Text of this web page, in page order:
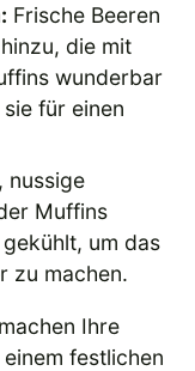
Frische Beeren
die mit
wunderbar
für einen
nussige
Muffins
um das
zu machen.
Ihre
festlichen